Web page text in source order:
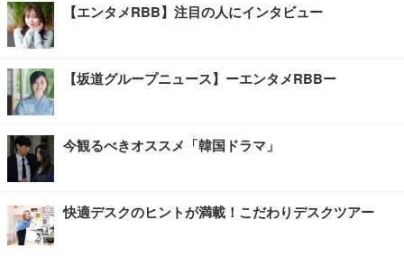
【エンタメRBB】注目の人にインタビュー
【坂道グループニュース】ーエンタメRBBー
今観るべきオススメ「韓国ドラマ」
快適デスクのヒントが満載！こだわりデスクツアー